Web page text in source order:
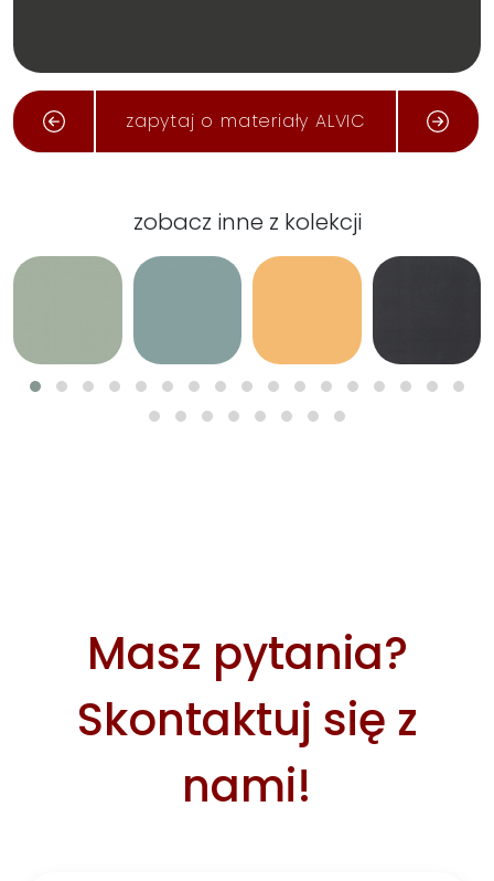
zapytaj o materiały ALVIC
zobacz inne z kolekcji
Masz pytania?
Skontaktuj się z
nami!